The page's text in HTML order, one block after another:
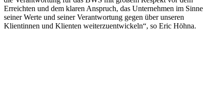
Erreichten und dem klaren Anspruch, das Unternehmen im Sinne
seiner Werte und seiner Verantwortung gegen über unseren
Klientinnen und Klienten weiterzuentwickeln“, so Eric Höhna.